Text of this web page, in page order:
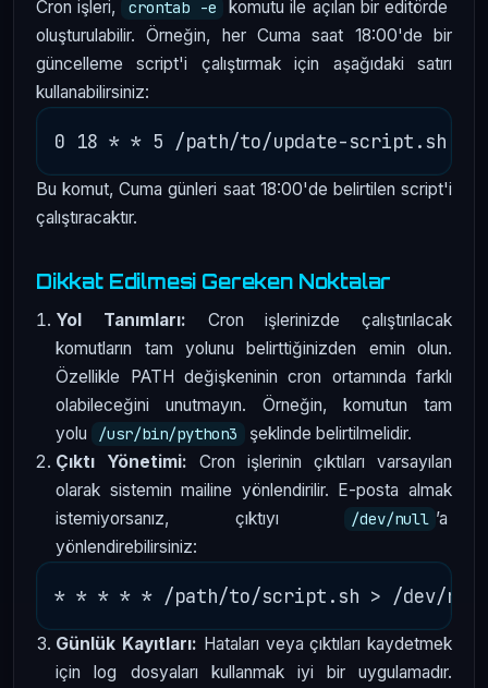
Cron işleri, crontab -e
komutu ile açılan bir editörde
oluşturulabilir. Örneğin, her Cuma saat 18:00'de bir
güncelleme script'i çalıştırmak için aşağıdaki satırı
kullanabilirsiniz:
Bu komut, Cuma günleri saat 18:00'de belirtilen script'i
çalıştıracaktır.
Dikkat Edilmesi Gereken Noktalar
Yol Tanımları: Cron işlerinizde çalıştırılacak
komutların tam yolunu belirttiğinizden emin olun.
Özellikle PATH değişkeninin cron ortamında farklı
olabileceğini unutmayın. Örneğin, komutun tam
yolu
/usr/bin/python3
şeklinde belirtilmelidir.
Çıktı Yönetimi: Cron işlerinin çıktıları varsayılan
olarak sistemin mailine yönlendirilir. E-posta almak
istemiyorsanız, çıktıyı
/dev/null ’a
yönlendirebilirsiniz:
Günlük Kayıtları: Hataları veya çıktıları kaydetmek
için log dosyaları kullanmak iyi bir uygulamadır.